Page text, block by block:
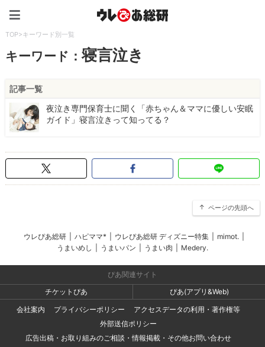
TOP>キーワード別一覧
キーワード：寝言泣き
記事一覧
夜泣き専門保育士に聞く「赤ちゃん＆ママに優しい安眠
ガイド」寝言泣きって知ってる？
ページの先頭へ
ウレぴあ総研 ハピママ* ウレぴあ総研 ディズニー特集 mimot.
うまいめし
うまいパン うまい肉 Medery.
ぴあ関連サイト
チケットぴあ
ぴあ(アプリ&Web)
会社案内
プライバシーポリシー
アクセスデータの利用・著作権等
外部送信ポリシー
広告出稿・お取り組みのご相談・情報掲載・その他お問い合わせ